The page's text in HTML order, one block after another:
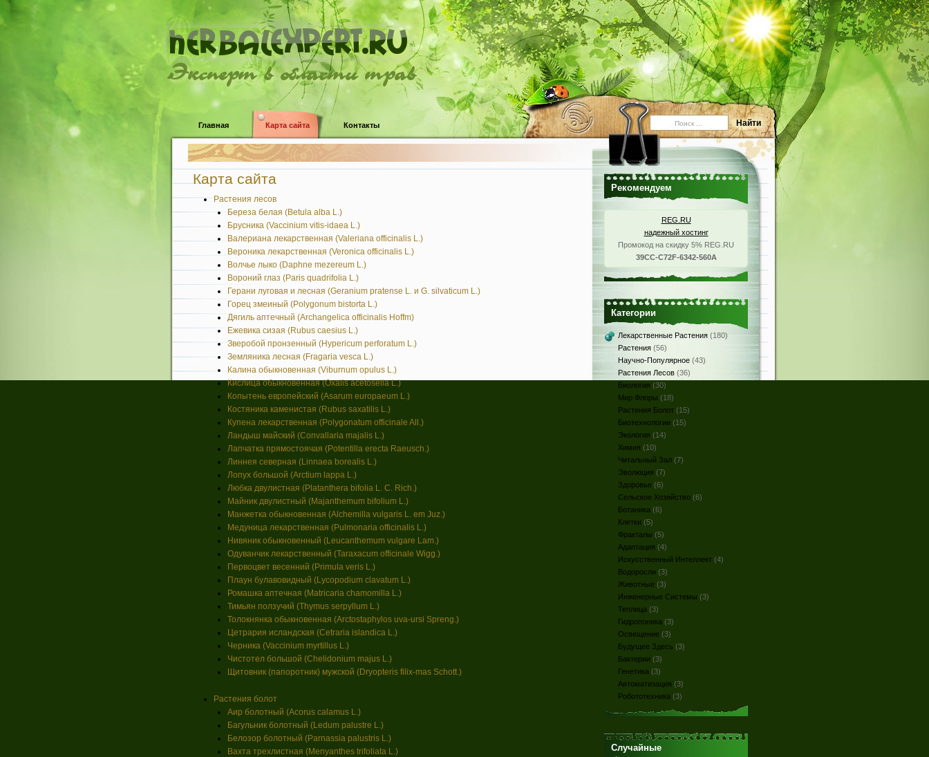
Эксперт в области трав
Главная Карта сайта Контакты
Карта сайта
Растения лесов
Береза белая (Betula alba L.)
Брусника (Vaccinium vitis-idaea L.)
Валериана лекарственная (Valeriana officinalis L.)
Вероника лекарственная (Veronica officinalis L.)
Волчье лыко (Daphne mezereum L.)
Вороний глаз (Paris quadrifolia L.)
Герани луговая и лесная (Geranium pratense L. и G. silvaticum L.)
Горец змеиный (Polygonum bistorta L.)
Дягиль аптечный (Archangelica officinalis Hoffm)
Ежевика сизая (Rubus caesius L.)
Зверобой пронзенный (Hypericum perforatum L.)
Земляника лесная (Fragaria vesca L.)
Калина обыкновенная (Viburnum opulus L.)
Кислица обыкновенная (Oxalis acetosella L.)
Копытень европейский (Asarum europaeum L.)
Костяника каменистая (Rubus saxatilis L.)
Купена лекарственная (Polygonatum officinale All.)
Ландыш майский (Convallaria majalis L.)
Лапчатка прямостоячая (Potentilla erecta Raeusch.)
Линнея северная (Linnaea borealis L.)
Лопух большой (Arctium lappa L.)
Любка двулистная (Platanthera bifolia L. С. Rich.)
Майник двулистный (Majanthemum bifolium L.)
Манжетка обыкновенная (Alchemilla vulgaris L. em Juz.)
Медуница лекарственная (Pulmonaria officinalis L.)
Нивяник обыкновенный (Leucanthemum vulgare Lam.)
Одуванчик лекарственный (Taraxacum officinale Wigg.)
Первоцвет весенний (Primula veris L.)
Плаун булавовидный (Lycopodium clavatum L.)
Ромашка аптечная (Matricaria chamomilla L.)
Тимьян ползучий (Thymus serpyllum L.)
Толокнянка обыкновенная (Arctostaphylos uva-ursi Spreng.)
Цетрария исландская (Cetraria islandica L.)
Черника (Vaccinium myrtillus L.)
Чистотел большой (Chelidonium majus L.)
Щитовник (папоротник) мужской (Dryopteris filix-mas Schott.)
Растения болот
Аир болотный (Acorus calamus L.)
Багульник болотный (Ledum palustre L.)
Белозор болотный (Parnassia palustris L.)
Вахта трехлистная (Menyanthes trifoliata L.)
Рекомендуем
REG.RU
надежный хостинг
Промокод на скидку 5% REG.RU
39CC-C72F-6342-560A
Категории
Лекарственные Растения (180)
Растения (56)
Научно-Популярное (43)
Растения Лесов (36)
Биология (30)
Мир Флоры (18)
Растения Болот (15)
Биотехнологии (15)
Экология (14)
Химия (10)
Читальный Зал (7)
Эволюция (7)
Здоровье (6)
Сельское Хозяйство (6)
Ботаника (6)
Клетки (5)
Фракталы (5)
Адаптация (4)
Искусственный Интеллект (4)
Водоросли (3)
Животные (3)
Инженерные Системы (3)
Теплица (3)
Гидропоника (3)
Освещение (3)
Будущее Здесь (3)
Бактерии (3)
Генетика (3)
Автоматизация (3)
Робототехника (3)
Случайные